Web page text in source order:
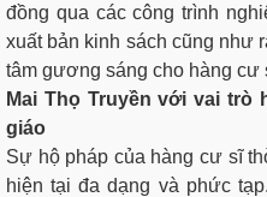
đồng qua các công trình
xuất bản kinh sách cũng như
tâm gương sáng cho hàng cư
Mai Thọ Truyền với vai trò
giáo
Sự hộ pháp của hàng cư sĩ
hiện tại đa dạng và phức